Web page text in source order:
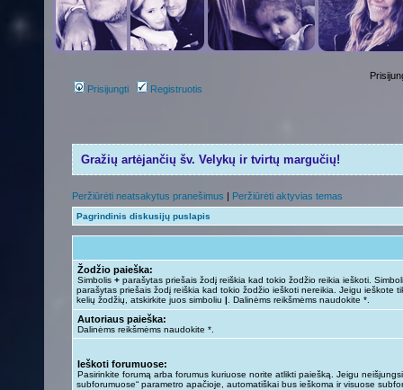
Prisijungti Registruotis
Gražių artėjančių šv. Velykų ir tvirtų margučių!
Peržiūrėti neatsakytus pranešimus | Peržiūrėti aktyvias temas
Pagrindinis diskusijų puslapis
Žodžio paieška:
Simbolis + parašytas priešais žodį reiškia kad tokio žodžio reikia ieškoti.
parašytas priešais žodį reiškia kad tokio žodžio ieškoti nereikia. Jeigu ieškote
kelių žodžių, atskirkite juos simboliu | . Dalinėms reikšmėms naudokite *.
Autoriaus paieška:
Dalinėms reikšmėms naudokite *.
Ieškoti forumuose:
Pasirinkite forumą arba forumus kuriuose norite atlikti paiešką. Jeigu
subforumuose“ parametro apačioje, automatiškai bus ieškoma ir visuose